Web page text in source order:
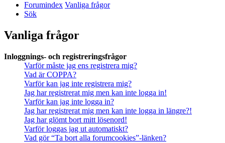
Forumindex Vanliga frågor
Sök
Vanliga frågor
Inloggnings- och registreringsfrågor
Varför måste jag ens registrera mig?
Vad är COPPA?
Varför kan jag inte registrera mig?
Jag har registrerat mig men kan inte logga in!
Varför kan jag inte logga in?
Jag har registrerat mig men kan inte logga in längre?!
Jag har glömt bort mitt lösenord!
Varför loggas jag ut automatiskt?
Vad gör “Ta bort alla forumcookies”-länken?